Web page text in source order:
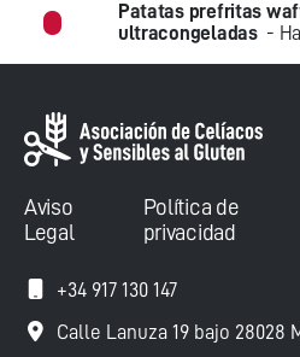
Patatas prefritas
ultracongeladas -
Aviso
Legal
Política de
privacidad
+34 917 130 147
Calle Lanuza 19 bajo 28028